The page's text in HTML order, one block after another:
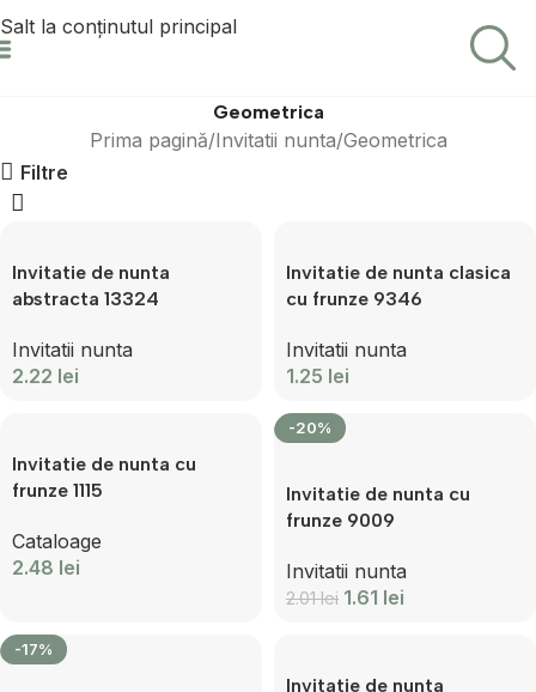
Salt la conținutul principal
Geometrica
Prima pagină Invitatii nunta Geometrica
Filtre
Invitatie de nunta
abstracta 13324
Invitatii nunta
2.22 lei
Invitatie de nunta clasica
cu frunze 9346
Invitatii nunta
1.25 lei
Invitatie de nunta cu
frunze 1115
Cataloage
2.48 lei
-20%
Invitatie de nunta cu
frunze 9009
Invitatii nunta
2.01lei 1.61 lei
-17%
Invitatie de nunta